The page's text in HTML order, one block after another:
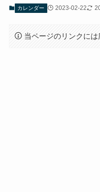
カレンダー 2023-02-22
当ページのリンクには